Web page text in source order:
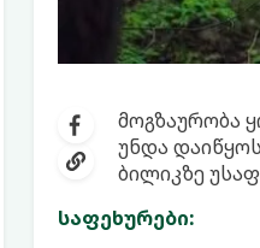
მოგზაურობა
უნდა
ბილიკზე
საფეხურები: